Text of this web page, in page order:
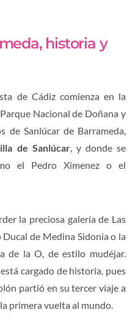
historia y
de Cádiz comienza en la
Nacional de Doñana y
de Sanlúcar de Barrameda,
de Sanlúcar, y donde se
el Pedro Ximenez o el
la preciosa galería de Las
Ducal de Medina Sidonia o la
de la O, de estilo mudéjar.
está cargado de historia, pues
partió en su tercer viaje a
primera vuelta al mundo.